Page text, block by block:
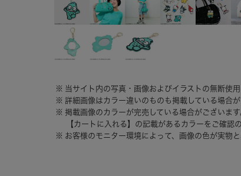
当サイト内の写真・画像およびイラストの無断使
詳細画像はカラー違いのものも掲載している場合が
掲載画像のカラーが完売している場合がございます
【カートに入れる】の記載があるカラーをご確認
お客様のモニター環境によって、画像の色が実物